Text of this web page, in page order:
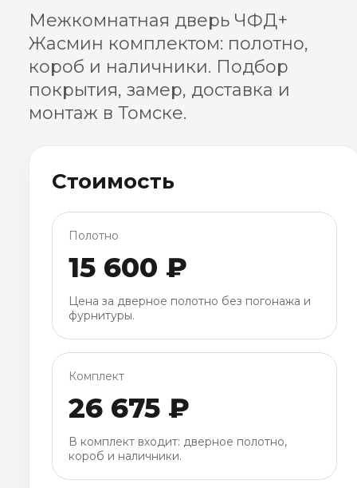
Межкомнатная дверь ЧФД+
Жасмин комплектом: полотно,
короб и наличники. Подбор
покрытия, замер, доставка и
монтаж в Томске.
Стоимость
Полотно
15 600 ₽
Цена за дверное полотно без погонажа и
фурнитуры.
Комплект
26 675 ₽
В комплект входит: дверное полотно,
короб и наличники.